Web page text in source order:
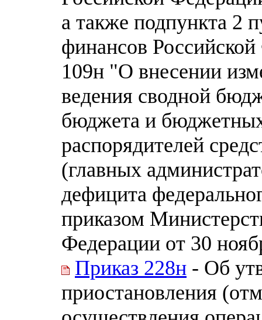
а также подпункта 2
финансов
109н "О внесении
ведения сводной
бюджета и
распорядителей
(главных
дефицита
приказом
Федерации от 30
Приказ 228н - Об
приостановления